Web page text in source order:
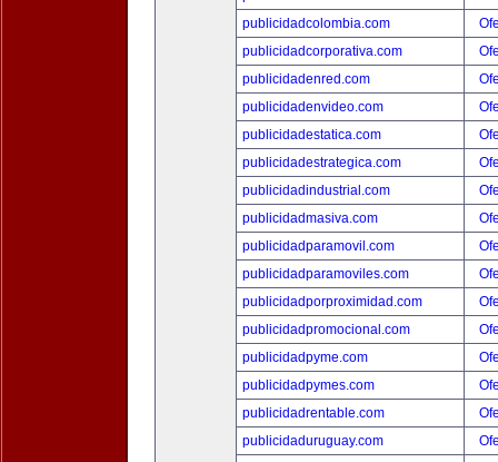
publicidadcolombia.com
publicidadcorporativa.com
publicidadenred.com
publicidadenvideo.com
publicidadestatica.com
publicidadestrategica.com
publicidadindustrial.com
publicidadmasiva.com
publicidadparamovil.com
publicidadparamoviles.com
publicidadporproximidad.com
publicidadpromocional.com
publicidadpyme.com
publicidadpymes.com
publicidadrentable.com
publicidaduruguay.com